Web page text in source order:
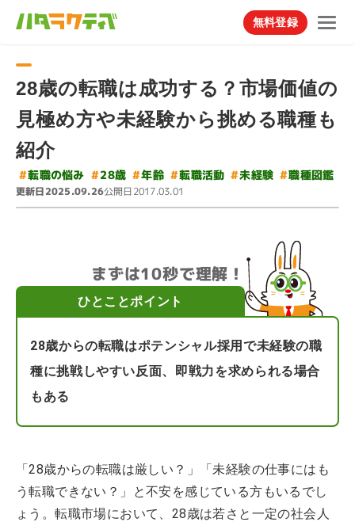
無料登録
28歳の転職は成功する？市場価値の
見極め方や未経験から挑める職種も
紹介
#転職の悩み #28歳 #年齢 #転職活動 #未経験 #職種図鑑
更新日2025.09.26公開日2017.03.01
まずは10秒で理解！
ひとことポイント
28歳からの転職はポテンシャル採用で未経験の職
種に挑戦しやすい反面、即戦力を求められる場合
もある
「28歳からの転職は厳しい？」「未経験の仕事にはも
う転職できない？」と不安を感じている方もいるでし
ょう。転職市場において、28歳は若さと一定の社会人